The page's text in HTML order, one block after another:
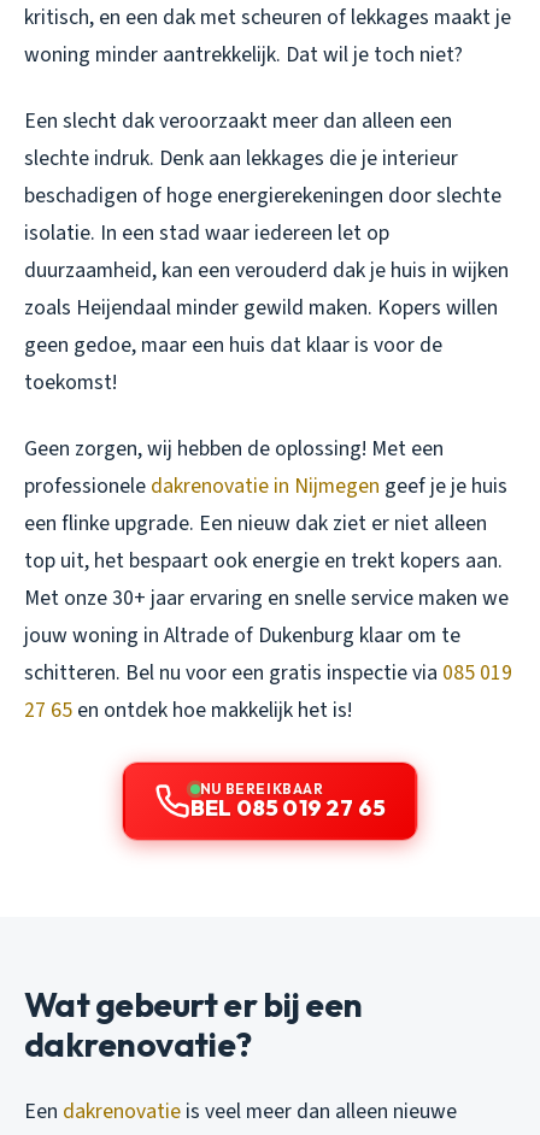
kritisch, en een dak met scheuren of lekkages maakt je
woning minder aantrekkelijk. Dat wil je toch niet?
Een slecht dak veroorzaakt meer dan alleen een
slechte indruk. Denk aan lekkages die je interieur
beschadigen of hoge energierekeningen door slechte
isolatie. In een stad waar iedereen let op
duurzaamheid, kan een verouderd dak je huis in wijken
zoals Heijendaal minder gewild maken. Kopers willen
geen gedoe, maar een huis dat klaar is voor de
toekomst!
Geen zorgen, wij hebben de oplossing! Met een
professionele dakrenovatie in Nijmegen geef je je huis
een flinke upgrade. Een nieuw dak ziet er niet alleen
top uit, het bespaart ook energie en trekt kopers aan.
Met onze 30+ jaar ervaring en snelle service maken we
jouw woning in Altrade of Dukenburg klaar om te
schitteren. Bel nu voor een gratis inspectie via 085 019
27 65 en ontdek hoe makkelijk het is!
NU BEREIKBAAR
BEL 085 019 27 65
Wat gebeurt er bij een
dakrenovatie?
Een dakrenovatie is veel meer dan alleen nieuwe